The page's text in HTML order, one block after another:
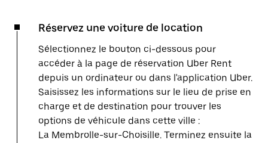
Réservez une voiture de location
Sélectionnez le bouton ci-dessous pour
accéder à la page de réservation Uber Rent
depuis un ordinateur ou dans l'application Uber.
Saisissez les informations sur le lieu de prise en
charge et de destination pour trouver les
options de véhicule dans cette ville :
La Membrolle-sur-Choisille. Terminez ensuite la